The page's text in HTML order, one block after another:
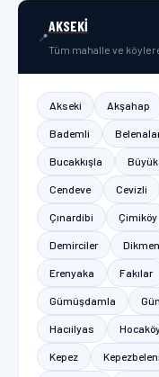
📍
AKSEKI
Tüm mahalle ve
Akseki Akşahap
Bademli
Bucakkışla
Cendeve Cevizli
Çınardibi Çimiköy
Demirciler Dikmen
Erenyaka Fakılar
Gümüşdamla
Hacıilyas
Kepez Kepezbeleni